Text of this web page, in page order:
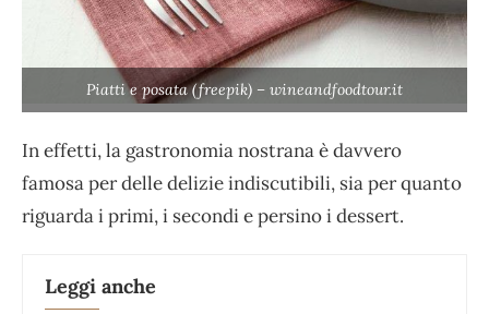
Piatti e posata (freepik) – wineandfoodtour.it
In effetti, la gastronomia nostrana è davvero
famosa per delle delizie indiscutibili, sia per quanto
riguarda i primi, i secondi e persino i dessert.
Leggi anche